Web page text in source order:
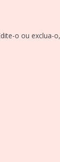
o ou exclua-